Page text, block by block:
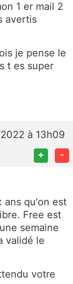
1 er mail 2
avertis
je pense le
t es super
à 13h09
+ -
ans qu'on est
Free est
semaine
validé le
votre